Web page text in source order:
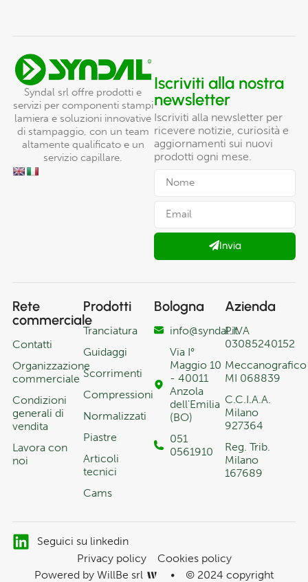
Syndal srl offre prodotti e
servizi per componenti stampi
lamiera e soluzioni innovative
di stampaggio, con un team
altamente qualificato e un
servizio capillare.
Iscriviti alla nostra
newsletter
Iscriviti alla newsletter per
ricevere notizie, curiosità e
aggiornamenti sui nuovi
prodotti ogni mese.
Invia
Rete
commerciale
Contatti
Organizzazione
commerciale
Condizioni
generali di
vendita
Lavora con
noi
Prodotti
Tranciatura
Guidaggi
Scorrimenti
Compressioni
Normalizzati
Piastre
Articoli
tecnici
Cams
Bologna
info@syndal.it
Via I°
Maggio 10
- 40011
Anzola
dell'Emilia
(BO)
051
0561910
Azienda
P.IVA
03085240152
Meccanografico
MI 068839
C.C.I.A.A.
Milano
927364
Reg. Trib.
Milano
167689
Powered by WillBe srl • © 2024 copyright
Privacy policy Cookies policy
Seguici su linkedin